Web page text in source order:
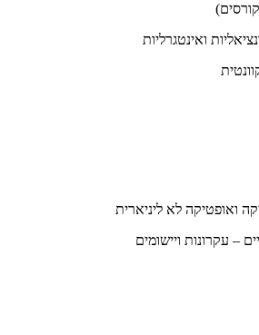
ואינטגרליות
ואופטיקה לא ליניארית
– עקרונות ויישומים